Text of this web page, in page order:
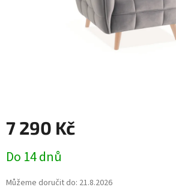
7 290 Kč
cena:
Do 14 dnů
Můžeme doručit do: 21.8.2026